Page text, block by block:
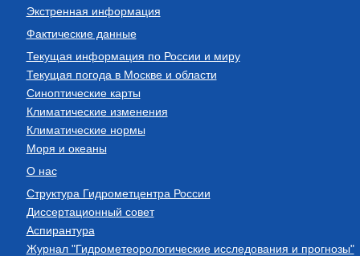
Экстренная информация
Фактические данные
Текущая информация по России и миру
Текущая погода в Москве и области
Синоптические карты
Климатические изменения
Климатические нормы
Моря и океаны
О нас
Структура Гидрометцентра России
Диссертационный совет
Аспирантура
Журнал "Гидрометеорологические исследования и прогнозы"